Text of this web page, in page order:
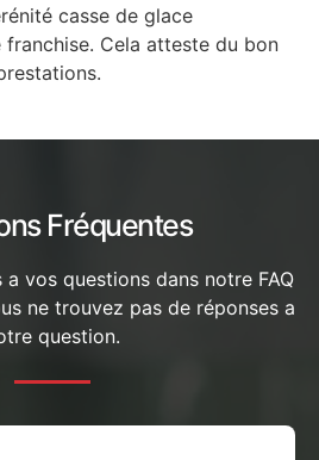
casse de glace
franchise. Cela atteste du bon
Fréquentes
vos questions dans notre FAQ
ne trouvez pas de réponses a
question.